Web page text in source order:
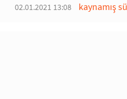
kaynamış
02.01.2021 13:08